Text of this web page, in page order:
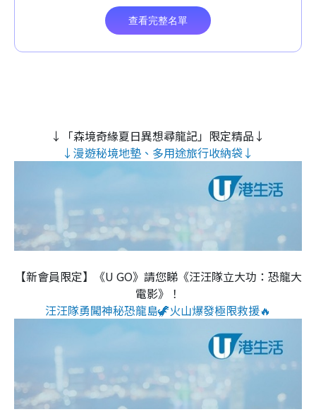
↓「森境奇緣夏日異想尋龍記」限定精品↓
↓漫遊秘境地墊、多用途旅行收納袋↓
【新會員限定】《U GO》請您睇《汪汪隊立大功：恐龍大
電影》！
汪汪隊勇闖神秘恐龍島🦖火山爆發極限救援🔥